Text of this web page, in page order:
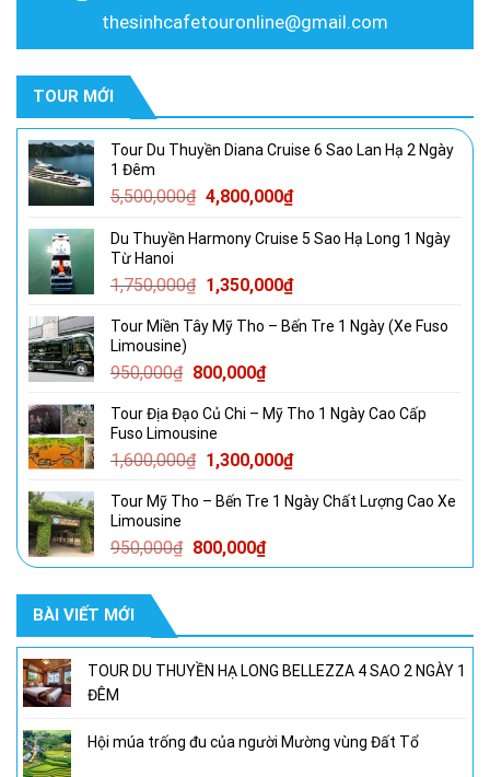
thesinhcafetouronline@gmail.com
TOUR MỚI
Tour Du Thuyền Diana Cruise 6 Sao Lan Hạ 2 Ngày
1 Đêm
5,500,000₫ Giá
là:
4,800,000₫Giá
tại
4,800,000₫.
Du Thuyền Harmony Cruise 5 Sao Hạ Long 1 Ngày
Từ Hanoi
1,750,000₫ Giá
là:
1,350,000₫Giá
tại
Tour Miền Tây Mỹ Tho – Bến Tre 1 Ngày (Xe Fuso
Limousine)
950,000₫ Giá
là:
950,000₫.
800,000₫Giá
tại
800,000₫.
Tour Địa Đạo Củ Chi – Mỹ Tho 1 Ngày Cao Cấp
Fuso Limousine
1,600,000₫ Giá
là:
1,300,000₫Giá
tại
Tour Mỹ Tho – Bến Tre 1 Ngày Chất Lượng Cao Xe
Limousine
950,000₫ Giá
gốc
800,000₫Giá
hiện
800,000₫.
BÀI VIẾT MỚI
TOUR DU THUYỀN HẠ LONG BELLEZZA 4 SAO 2 NGÀY 1
ĐÊM
Hội múa trống đu của người Mường vùng Đất Tổ